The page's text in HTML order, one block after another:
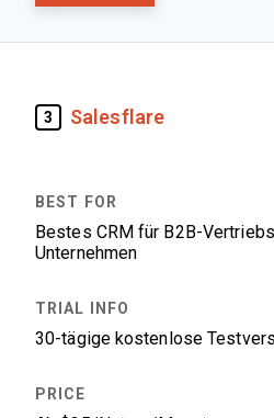
3 Salesflare
Bestes CRM für B2B-
Unternehmen
30-tägige kostenlose